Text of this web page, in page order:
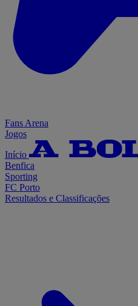
Fans Arena
Jogos
Início
Benfica
Sporting
FC Porto
Resultados e Classificações